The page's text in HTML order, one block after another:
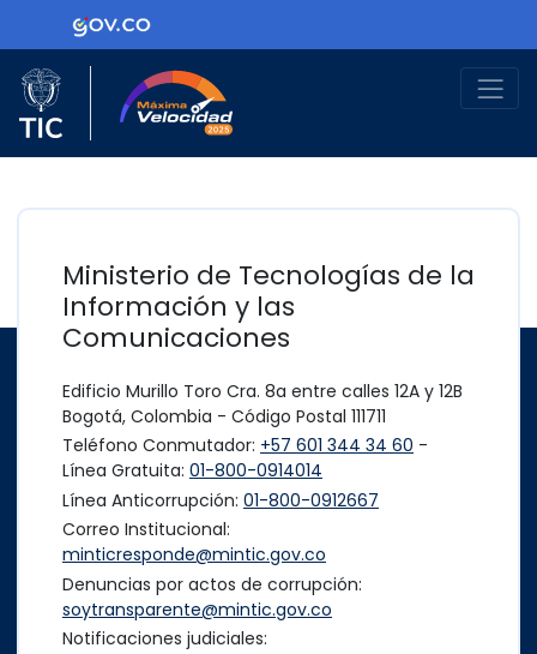
Ir al contenido principalLogo Gobierno de Colombia
Logo del Ministerio TIC
Ministerio de Tecnologías de la
Información y las
Comunicaciones
Edificio Murillo Toro Cra. 8a entre calles 12A y 12B
Bogotá, Colombia - Código Postal 111711
Teléfono Conmutador: +57 601 344 34 60 -
Línea Gratuita: 01-800-0914014
Línea Anticorrupción: 01-800-0912667
Correo Institucional:
minticresponde@mintic.gov.co
Denuncias por actos de corrupción:
soytransparente@mintic.gov.co
Notificaciones judiciales: